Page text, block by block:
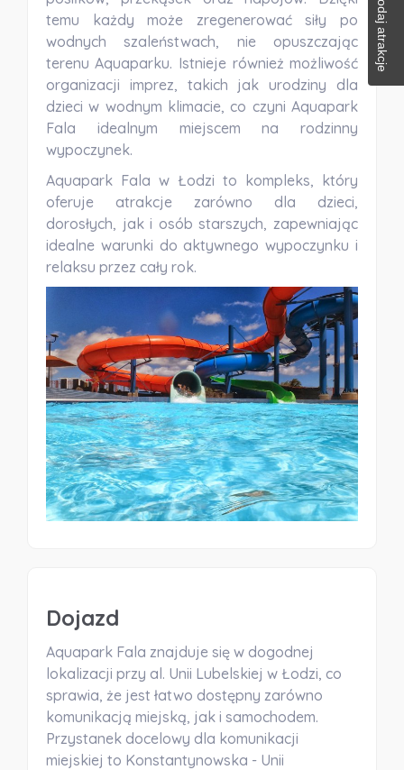
temu każdy może zregenerować siły po
wodnych szaleństwach, nie opuszczając
terenu Aquaparku. Istnieje również możliwość
organizacji imprez, takich jak urodziny dla
dzieci w wodnym klimacie, co czyni Aquapark
Fala idealnym miejscem na rodzinny
wypoczynek.
Aquapark Fala w Łodzi to kompleks, który
oferuje atrakcje zarówno dla dzieci,
dorosłych, jak i osób starszych, zapewniając
idealne warunki do aktywnego wypoczynku i
relaksu przez cały rok.
Dojazd
Aquapark Fala znajduje się w dogodnej
lokalizacji przy al. Unii Lubelskiej w Łodzi, co
sprawia, że jest łatwo dostępny zarówno
komunikacją miejską, jak i samochodem.
Przystanek docelowy dla komunikacji
miejskiej to Konstantynowska - Unii
Dodaj atrakcje